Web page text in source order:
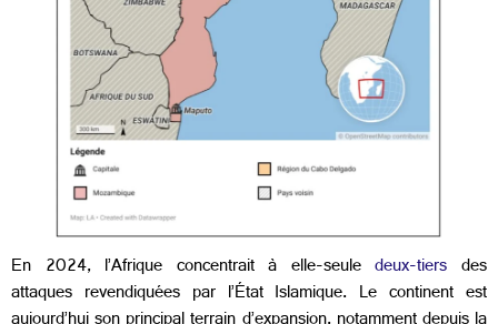
En 2024, l’Afrique concentrait à elle-seuledeux-tiers des
attaques revendiquées par l’État Islamique. Le continent est